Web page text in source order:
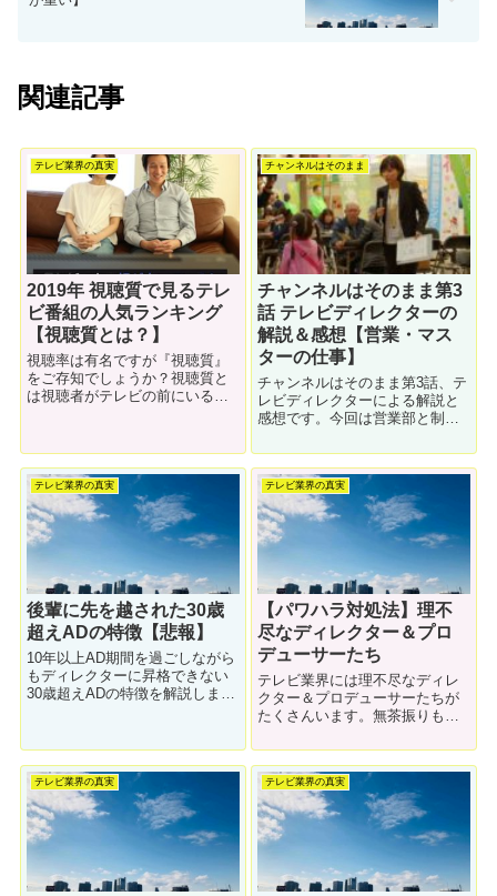
関連記事
テレビ業界の真実
2019年 視聴質で見るテレ
ビ番組の人気ランキング
【視聴質とは？】
視聴率は有名ですが『視聴質』
をご存知でしょうか？視聴質と
は視聴者がテレビの前にいる
る指標です。視聴質データで見
る人気番組ランキングを解説し
ます。
チャンネルはそのまま
チャンネルはそのまま第3
話 テレビディレクターの
解説＆感想【営業・マス
ターの仕事】
チャンネルはそのまま第3話、テ
レビディレクターによる解説と
感想です。今回は営業部と制作
ー担当）の仕事などがテーマで
す。主演は芳根京子。大泉洋な
ど多数の北海道スターも出演し
ます。
テレビ業界の真実
後輩に先を越された30歳
超えADの特徴【悲報】
10年以上AD期間を過ごしながら
もディレクターに昇格できない
30歳超えADの特徴を解説しま
りません。ベテランADさんはぜ
ひ参考にしてください！
テレビ業界の真実
【パワハラ対処法】理不
尽なディレクター＆プロ
デューサーたち
テレビ業界には理不尽なディレ
クター＆プロデューサーたちが
たくさんいます。無茶振りも多
上司に遭遇してしまったらどう
したらいいのか？解説します。
テレビ業界の真実 テレビ業界の真実